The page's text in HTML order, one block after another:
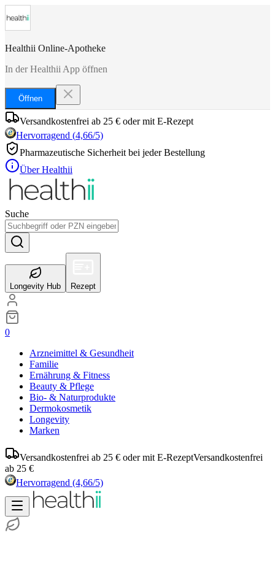
Healthii Online-Apotheke
In der Healthii App öffnen
Öffnen
Versandkostenfrei ab 25 € oder mit E-Rezept
Hervorragend (4,66/5)
Pharmazeutische Sicherheit bei jeder Bestellung
Über Healthii
Suche
Longevity Hub Rezept
0
Arzneimittel & Gesundheit
Familie
Ernährung & Fitness
Beauty & Pflege
Bio- & Naturprodukte
Dermokosmetik
Longevity
Marken
Versandkostenfrei ab 25 € oder mit E-RezeptVersandkostenfrei
ab 25 €
Hervorragend (4,66/5)